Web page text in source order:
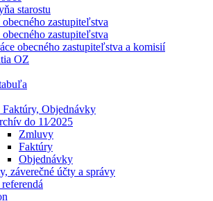
starostu
obecného zastupiteľstva
zastupiteľstva
obecného zastupiteľstva a komisií
OZ
Objednávky
do 11⁄2025
Zmluvy
Faktúry
Objednávky
záverečné účty a správy